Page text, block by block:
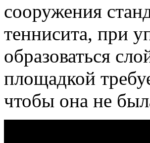
сооружения
теннисита, при
образоваться
площадкой
чтобы она не